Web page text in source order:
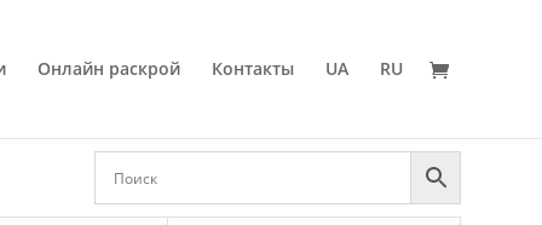
Онлайн раскрой Контакты UA RU